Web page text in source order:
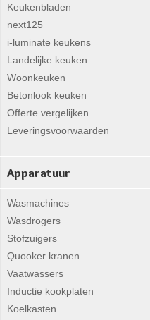
Keukenbladen
next125
i-luminate keukens
Landelijke keuken
Woonkeuken
Betonlook keuken
Offerte vergelijken
Leveringsvoorwaarden
Apparatuur
Wasmachines
Wasdrogers
Stofzuigers
Quooker kranen
Vaatwassers
Inductie kookplaten
Koelkasten